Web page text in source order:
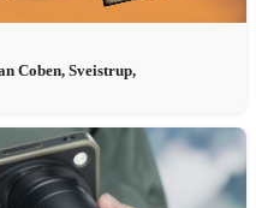
Coben, Sveistrup,